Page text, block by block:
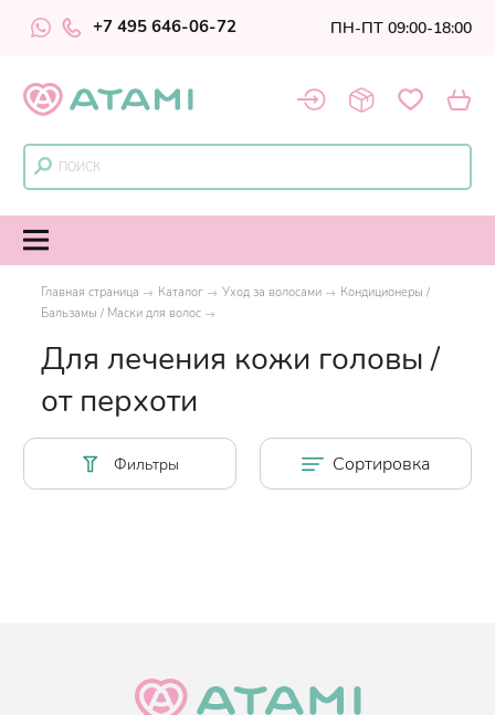
+7 495 646-06-72 ПН-ПТ 09:00-18:00
Главная страница Каталог Уход за волосами
Кондиционеры /
Бальзамы / Маски для волос
Для лечения кожи головы /
от перхоти
Фильтры Сортировка